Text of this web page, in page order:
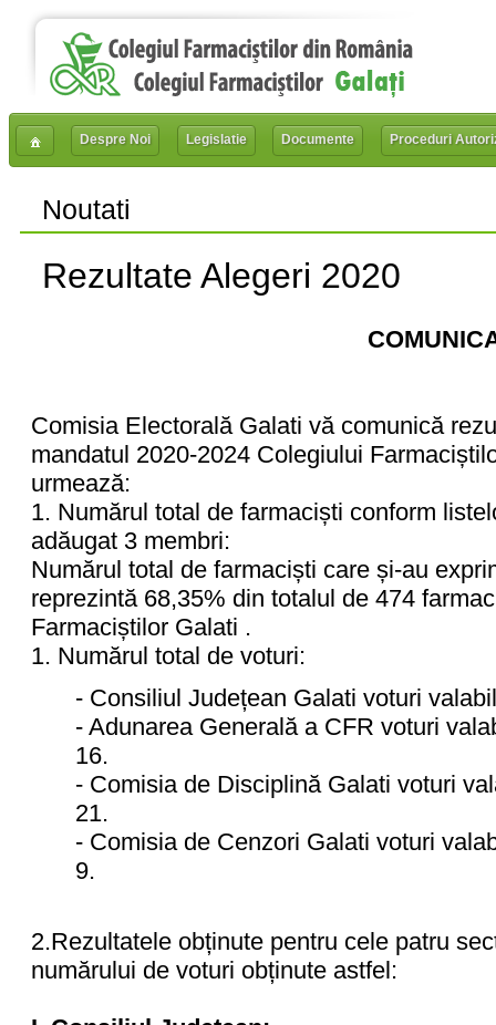
Despre Noi Legislatie Documente Proceduri
Noutati
Rezultate Alegeri 2020
Comisia Electorală Galati vă comunică
mandatul 2020-2024 Colegiului
urmează:
1. Numărul total de farmaciști conform
adăugat 3 membri:
Numărul total de farmaciști care și-au
reprezintă 68,35% din totalul de 474
Farmaciștilor Galati .
1. Numărul total de voturi:
- Consiliul Județean Galati voturi
- Adunarea Generală a CFR voturi
16.
- Comisia de Disciplină Galati voturi
21.
- Comisia de Cenzori Galati voturi
9.
2.Rezultatele obținute pentru cele patru
numărului de voturi obținute astfel: